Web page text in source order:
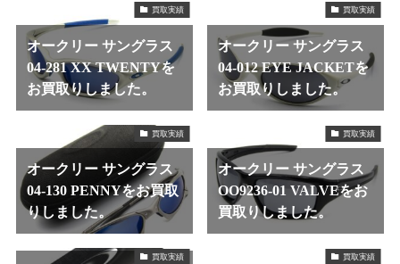
買取実績
オークリー サングラス
04-281 XX TWENTYを
お買取りしました。
買取実績
オークリー サングラス
04-012 EYE JACKETを
お買取りしました。
買取実績
オークリー サングラス
04-130 PENNYをお買取
りしました。
買取実績
オークリー サングラス
OO9236-01 VALVEをお
買取りしました。
買取実績 買取実績